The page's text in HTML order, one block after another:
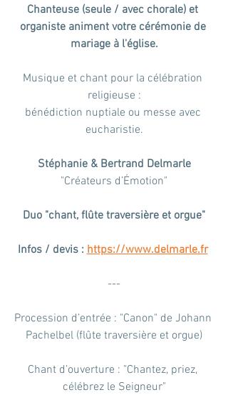
Chanteuse (seule / avec chorale) et
organiste animent votre cérémonie de
mariage à l'église.
Musique et chant pour la célébration
religieuse :
bénédiction nuptiale ou messe avec
eucharistie.
Stéphanie & Bertrand Delmarle
"Créateurs d’Émotion"
Duo "chant, flûte traversière et orgue"
Infos / devis : https://www.delmarle.fr
---
Procession d’entrée : "Canon" de Johann
Pachelbel (flûte traversière et orgue)
Chant d’ouverture : "Chantez, priez,
célébrez le Seigneur"